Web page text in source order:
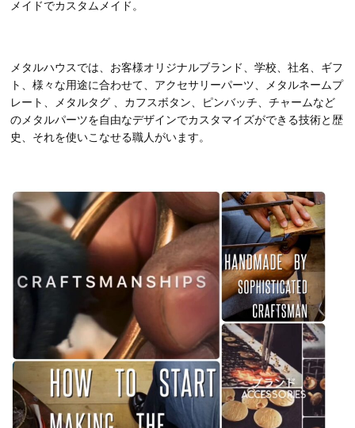
メイドでカスタムメイド。
メタルハウスでは、お客様オリジナルブランド、学校、社名、ギフ
ト、様々な用途に合わせて、アクセサリーパーツ、メタルネームプ
レート、メタルタグ 、カフスボタン、ピンバッチ、チャームなど
のメタルパーツを自由なデザインでカスタマイズができる技術と歴
史、それを使いこなせる職人がいます。